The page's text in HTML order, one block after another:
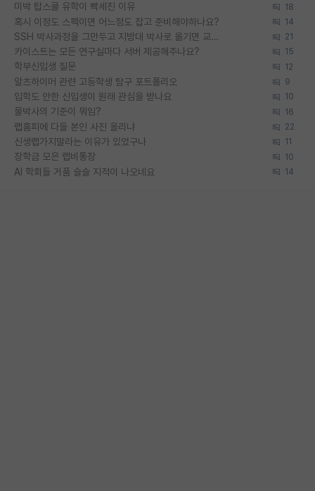
미박 탑스쿨 유학이 빡세진 이유 18
혹시 이정도 스펙이면 어느정도 잡고 준비해야하나요? 14
SSH 박사과정을 그만두고 지방대 박사로 옮기면 교수의 꿈은 끝일까요? 21
카이스트는 모든 연구실마다 서버 제공해주나요? 15
학부신입생 질문 12
알츠하이머 관련 고등학생 탐구 포트폴리오 9
입학도 안한 신입생이 원래 관심을 받나요 10
물박사의 기준이 뭐임? 16
랩홈피에 다들 본인 사진 올리냐 22
신생랩가지말라는 이유가 있었구나 11
장학금 모은 랩비통장 10
AI 학회들 거품 슬슬 지적이 나오네요 14